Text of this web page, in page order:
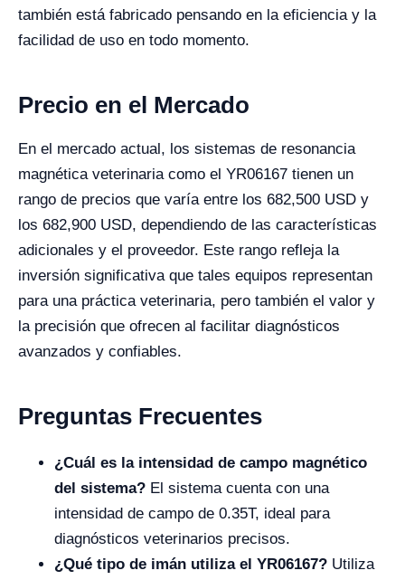
también está fabricado pensando en la eficiencia y la
facilidad de uso en todo momento.
Precio en el Mercado
En el mercado actual, los sistemas de resonancia
magnética veterinaria como el YR06167 tienen un
rango de precios que varía entre los 682,500 USD y
los 682,900 USD, dependiendo de las características
adicionales y el proveedor. Este rango refleja la
inversión significativa que tales equipos representan
para una práctica veterinaria, pero también el valor y
la precisión que ofrecen al facilitar diagnósticos
avanzados y confiables.
Preguntas Frecuentes
¿Cuál es la intensidad de campo magnético
del sistema? El sistema cuenta con una
intensidad de campo de 0.35T, ideal para
diagnósticos veterinarios precisos.
¿Qué tipo de imán utiliza el YR06167? Utiliza